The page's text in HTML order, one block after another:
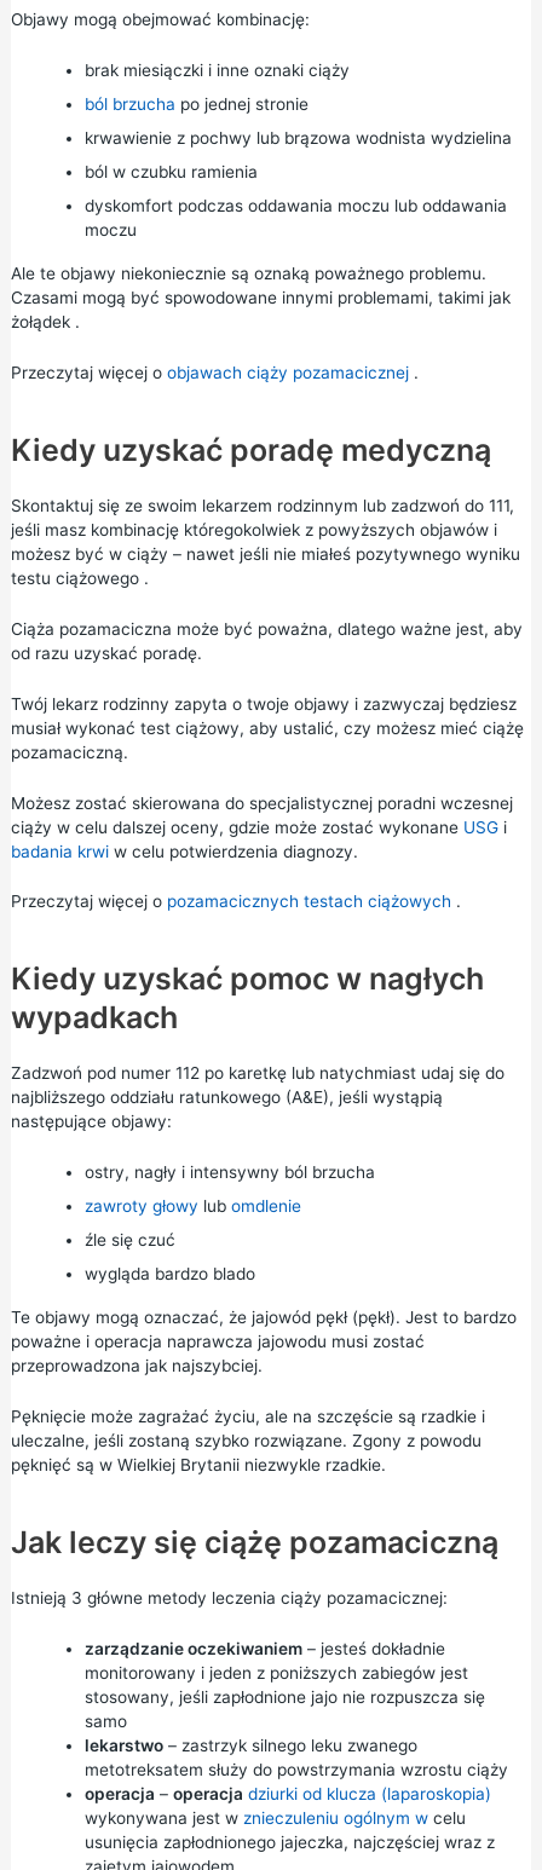
Objawy mogą obejmować kombinację:
brak miesiączki i inne oznaki ciąży
ból brzucha po jednej stronie
krwawienie z pochwy lub brązowa wodnista wydzielina
ból w czubku ramienia
dyskomfort podczas oddawania moczu lub oddawania
moczu
Ale te objawy niekoniecznie są oznaką poważnego problemu.
Czasami mogą być spowodowane innymi problemami, takimi jak
żołądek.
Przeczytaj więcej o objawach ciąży pozamacicznej.
Kiedy uzyskać poradę medyczną
Skontaktuj się ze swoim lekarzem rodzinnym lub zadzwoń do 111,
jeśli masz kombinację któregokolwiek z powyższych objawów i
możesz być w ciąży – nawet jeśli nie miałeś pozytywnego wyniku
testu ciążowego.
Ciąża pozamaciczna może być poważna, dlatego ważne jest, aby
od razu uzyskać poradę.
Twój lekarz rodzinny zapyta o twoje objawy i zazwyczaj będziesz
musiał wykonać test ciążowy, aby ustalić, czy możesz mieć ciążę
pozamaciczną.
Możesz zostać skierowana do specjalistycznej poradni wczesnej
ciąży w celu dalszej oceny, gdzie może zostać wykonane USGi
badania krwiw celu potwierdzenia diagnozy.
Przeczytaj więcej o pozamacicznych testach ciążowych .
Kiedy uzyskać pomoc w nagłych
wypadkach
Zadzwoń pod numer 112 po karetkę lub natychmiast udaj się do
najbliższego oddziału ratunkowego (A&E), jeśli wystąpią
następujące objawy:
ostry, nagły i intensywny ból brzucha
zawroty głowy lub omdlenie
źle się czuć
wygląda bardzo blado
Te objawy mogą oznaczać, że jajowód pękł (pękł). Jest to bardzo
poważne i operacja naprawcza jajowodu musi zostać
przeprowadzona jak najszybciej.
Pęknięcie może zagrażać życiu, ale na szczęście są rzadkie i
uleczalne, jeśli zostaną szybko rozwiązane. Zgony z powodu
pęknięć są w Wielkiej Brytanii niezwykle rzadkie.
Jak leczy się ciążę pozamaciczną
Istnieją 3 główne metody leczenia ciąży pozamacicznej:
zarządzanie oczekiwaniem– jesteś dokładnie
monitorowany i jeden z poniższych zabiegów jest
stosowany, jeśli zapłodnione jajo nie rozpuszcza się
samo
lekarstwo– zastrzyk silnego leku zwanego
metotreksatem służy do powstrzymania wzrostu ciąży
operacja – operacja dziurki od klucza (laparoskopia)
wykonywana jest w znieczuleniu ogólnym wcelu
usunięcia zapłodnionego jajeczka, najczęściej wraz z
zajętym jajowodem